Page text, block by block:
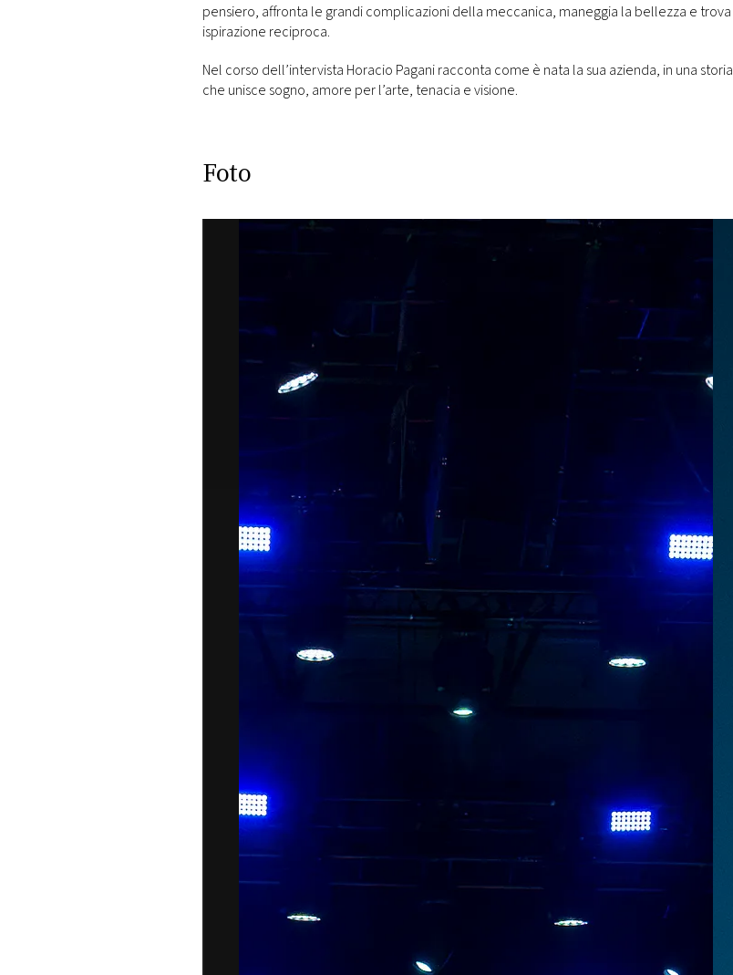
MONACO
RMC
CONSIGLIA
pensiero, affronta le grandi complicazioni della meccanica, maneggia la bellezza e trova
ispirazione reciproca.
Nel corso dell’intervista Horacio Pagani racconta come è nata la sua azienda, in una storia
che unisce sogno, amore per l’arte, tenacia e visione.
Foto